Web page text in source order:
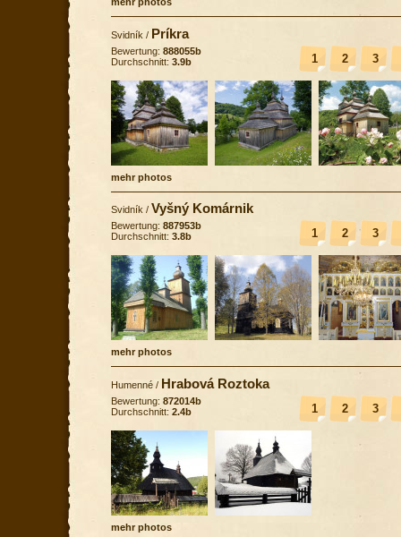
Svidník / Príkra
1 2 3
Bewertung: 888055b
Durchschnitt: 3.9b
mehr photos
Svidník / Vyšný Komárnik
1 2 3
Bewertung: 887953b
Durchschnitt: 3.8b
mehr photos
Humenné / Hrabová Roztoka
1 2 3
Bewertung: 872014b
Durchschnitt: 2.4b
mehr photos